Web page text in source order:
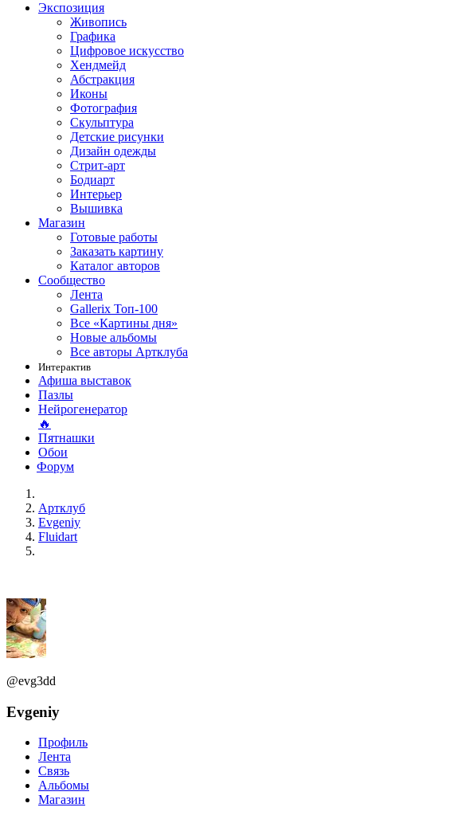
Экспозиция
Живопись
Графика
Цифровое искусство
Хендмейд
Абстракция
Иконы
Фотография
Скульптура
Детские рисунки
Дизайн одежды
Стрит-арт
Бодиарт
Интерьер
Вышивка
Магазин
Готовые работы
Заказать картину
Каталог авторов
Сообщество
Лента
Gallerix Топ-100
Все «Картины дня»
Новые альбомы
Все авторы Артклуба
Интерактив
Афиша выставок
Пазлы
Нейрогенератор
🔥
Пятнашки
Обои
Форум
Артклуб
Evgeniy
Fluidart
@evg3dd
Evgeniy
Профиль
Лента
Связь
Альбомы
Магазин